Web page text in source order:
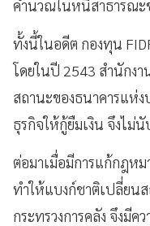
คำนวณในหนี้สาธารณะ
ทั้งนี้ในอดีต กองทุน
โดยในปี 2543 สำนักง
สถานะของธนาคารแห่
ธุรกิจให้กู้ยืมเงิน จึงไม่
ต่อมาเมื่อมีการแก้กฎห
ทำให้แบงก์ชาติเปลี่ยน
กระทรวงการคลัง จึงมี